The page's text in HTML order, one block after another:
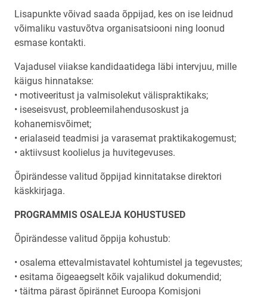
Lisapunkte võivad saada õppijad, kes on ise leidnud
võimaliku vastuvõtva organisatsiooni ning loonud
esmase kontakti.
Vajadusel viiakse kandidaatidega läbi intervjuu, mille
käigus hinnatakse:
• motiveeritust ja valmisolekut välispraktikaks;
• iseseisvust, probleemilahendusoskust ja
kohanemisvõimet;
• erialaseid teadmisi ja varasemat praktikakogemust;
• aktiivsust koolielus ja huvitegevuses.
Õpirändesse valitud õppijad kinnitatakse direktori
käskkirjaga.
PROGRAMMIS OSALEJA KOHUSTUSED
Õpirändesse valitud õppija kohustub:
• osalema ettevalmistavatel kohtumistel ja tegevustes;
• esitama õigeaegselt kõik vajalikud dokumendid;
• täitma pärast õpirännet Euroopa Komisjoni